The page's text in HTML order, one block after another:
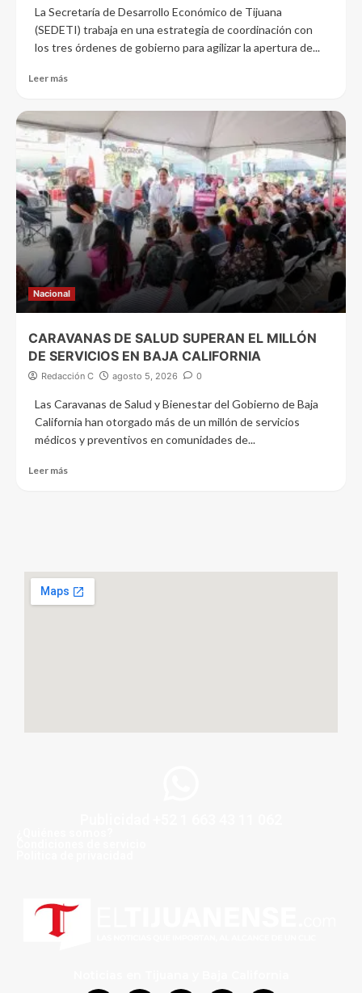
La Secretaría de Desarrollo Económico de Tijuana
(SEDETI) trabaja en una estrategia de coordinación con
los tres órdenes de gobierno para agilizar la apertura de...
Leer más
Nacional
CARAVANAS DE SALUD SUPERAN EL MILLÓN
DE SERVICIOS EN BAJA CALIFORNIA
Redacción C agosto 5, 2026 0
Las Caravanas de Salud y Bienestar del Gobierno de Baja
California han otorgado más de un millón de servicios
médicos y preventivos en comunidades de...
Leer más